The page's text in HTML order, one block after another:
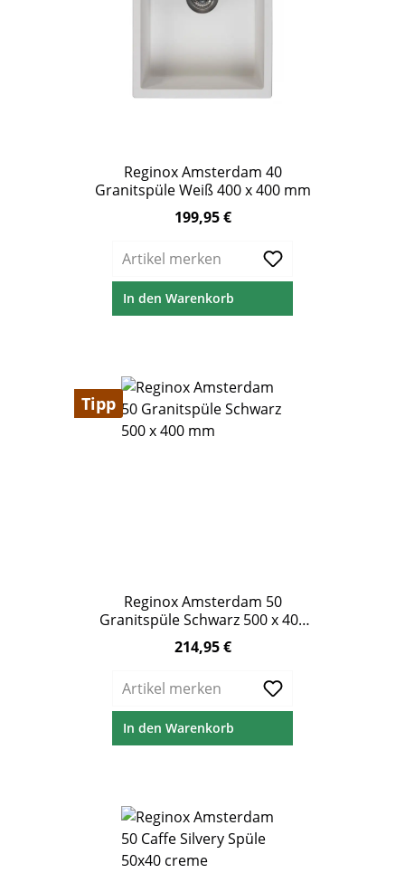
Reginox Amsterdam 40
Granitspüle Weiß 400 x 400 mm
Regulärer Preis:
199,95 €
Artikel merken
In den Warenkorb
Tipp
Reginox Amsterdam 50
Granitspüle Schwarz 500 x 400
mm
Regulärer Preis:
214,95 €
Artikel merken
In den Warenkorb